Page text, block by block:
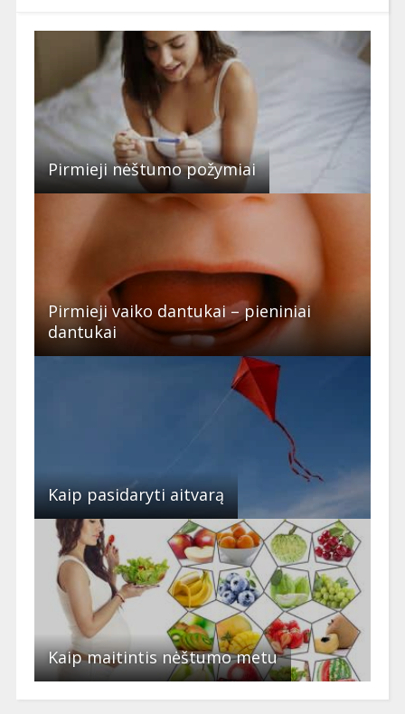
Pirmieji nėštumo požymiai
Pirmieji vaiko dantukai – pieniniai
dantukai
Kaip pasidaryti aitvarą
Kaip maitintis nėštumo metu